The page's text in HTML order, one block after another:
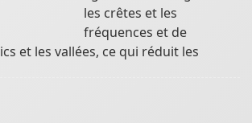
les crêtes et les
fréquences et de
et les vallées, ce qui réduit les